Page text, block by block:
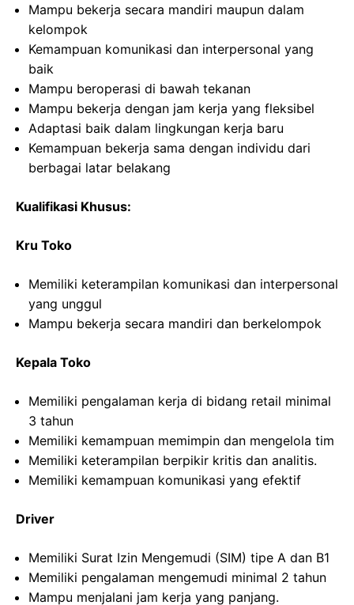
Mampu bekerja secara mandiri maupun dalam
kelompok
Kemampuan komunikasi dan interpersonal yang
baik
Mampu beroperasi di bawah tekanan
Mampu bekerja dengan jam kerja yang fleksibel
Adaptasi baik dalam lingkungan kerja baru
Kemampuan bekerja sama dengan individu dari
berbagai latar belakang
Kualifikasi Khusus:
Kru Toko
Memiliki keterampilan komunikasi dan interpersonal
yang unggul
Mampu bekerja secara mandiri dan berkelompok
Kepala Toko
Memiliki pengalaman kerja di bidang retail minimal
3 tahun
Memiliki kemampuan memimpin dan mengelola tim
Memiliki keterampilan berpikir kritis dan analitis.
Memiliki kemampuan komunikasi yang efektif
Driver
Memiliki Surat Izin Mengemudi (SIM) tipe A dan B1
Memiliki pengalaman mengemudi minimal 2 tahun
Mampu menjalani jam kerja yang panjang.